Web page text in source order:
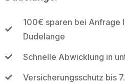
100€ sparen bei Anfrage
Dudelange
Schnelle Abwicklung in
Versicherungsschutz bis